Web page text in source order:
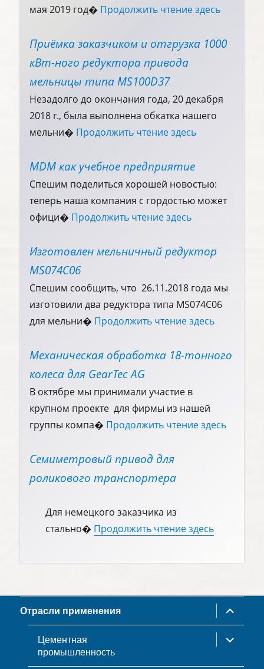
мая 2019 год� Продолжить чтение здесь
Приёмка заказчиком и отгрузка 1000
кВт-ного редуктора привода
мельницы типа MS100D37
Незадолго до окончания года, 20 декабря
2018 г., была выполнена обкатка нашего
мельни� Продолжить чтение здесь
MDM как учебное предприятие
Спешим поделиться хорошей новостью:
теперь наша компания с гордостью может
офици� Продолжить чтение здесь
Изготовлен мельничный редуктор
MS074C06
Спешим сообщить, что 26.11.2018 года мы
изготовили два редуктора типа MS074C06
для мельни� Продолжить чтение здесь
Механическая обработка 18-тонного
колеса для GearTec AG
В октябре мы принимали участие в
крупном проекте для фирмы из нашей
группы компа� Продолжить чтение здесь
Семиметровый привод для
роликового транспортера
Для немецкого заказчика из
стально� Продолжить чтение здесь
Отрасли применения раскрыть
дочернее
меню
Цементная
промышленность
раскрыть
дочернее